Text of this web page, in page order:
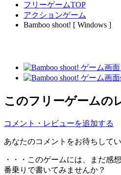
フリーゲームTOP
アクションゲーム
Bamboo shoot! [ Windows ]
このフリーゲームの
コメント・レビューを追加する
あなたのコメントをお待ちしてい
・・・このゲームには、まだ感
番乗りで書いてみませんか？